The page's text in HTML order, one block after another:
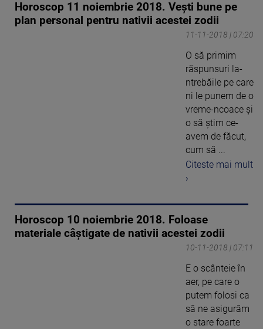
Horoscop 11 noiembrie 2018. Vești bune pe
plan personal pentru nativii acestei zodii
11-11-2018 | 07:20
O să primim
răspunsuri la-
ntrebăile pe care
ni le punem de o
vreme-ncoace şi
o să ştim ce-
avem de făcut,
cum să ...
Citeste mai mult
›
Horoscop 10 noiembrie 2018. Foloase
materiale câștigate de nativii acestei zodii
10-11-2018 | 07:11
E o scânteie în
aer, pe care o
putem folosi ca
să ne asigurăm
o stare foarte